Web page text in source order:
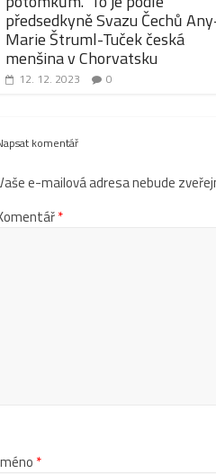
předsedkyně Svazu Čechů
Marie Štruml-Tuček česká
menšina v Chorvatsku
12. 12. 2023 0
komentář
e-mailová adresa nebude
*
*